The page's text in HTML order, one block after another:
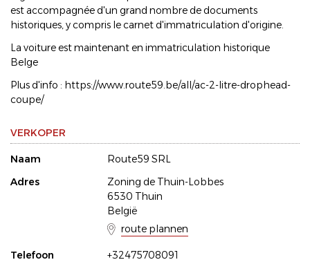
est accompagnée d'un grand nombre de documents
historiques, y compris le carnet d'immatriculation d'origine.
La voiture est maintenant en immatriculation historique
Belge
Plus d'info : https://www.route59.be/all/ac-2-litre-drophead-
coupe/
VERKOPER
Naam
Route59 SRL
Adres
Zoning de Thuin-Lobbes
6530 Thuin
België
route plannen
Telefoon
+32475708091